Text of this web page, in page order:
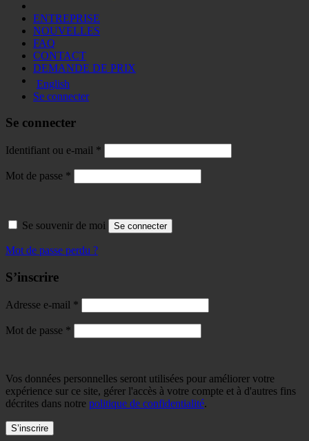
ENTREPRISE
NOUVELLES
FAQ
CONTACT
DEMANDE DE PRIX
English
Se connecter
Se connecter
Identifiant ou e-mail *
Mot de passe *
Se souvenir de moi Se connecter
Mot de passe perdu ?
S’inscrire
Adresse e-mail *
Mot de passe *
Vos données personnelles seront utilisées pour améliorer votre
expérience sur ce site, gérer l'accès à votre compte et à d'autres fins
décrites dans notre politique de confidentialité.
S’inscrire